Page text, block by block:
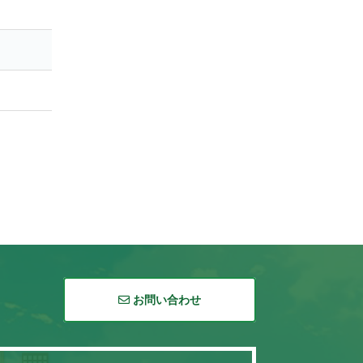
お問い合わせ